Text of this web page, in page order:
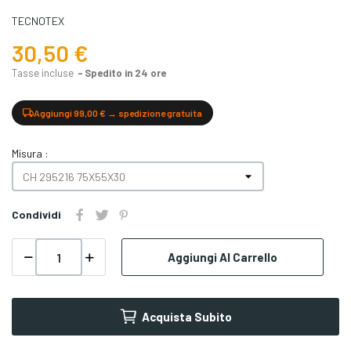
TECNOTEX
30,50 €
Tasse incluse Spedito in 24 ore
Aggiungi 99,00 € → spedizione gratuita
Misura :
Condividi
Aggiungi Al Carrello
Acquista Subito